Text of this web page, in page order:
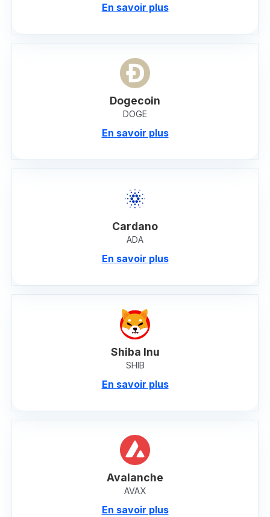
En savoir plus
Dogecoin
DOGE
En savoir plus
Cardano
ADA
En savoir plus
Shiba Inu
SHIB
En savoir plus
Avalanche
AVAX
En savoir plus